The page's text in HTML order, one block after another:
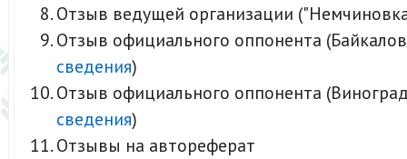
Отзыв ведущей организации
Отзыв официального оппонента
сведения)
Отзыв официального оппонента
сведения)
Отзывы на автореферат